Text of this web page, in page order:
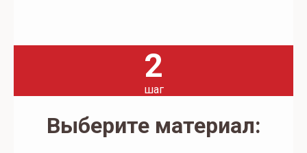
2
шаг
Выберите материал: